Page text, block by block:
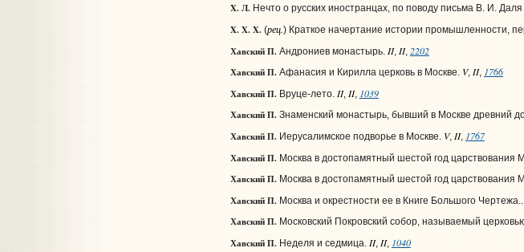
X. Л.Нечто о русских иностранцах, по поводу письма В. И.
X. X. X.(рец.) Краткое начертание истории промышленности,
Хавский П. Андрониев монастырь. II, II, 2202
Хавский П.Афанасия и Кирилла церковь в Москве. V, II, 1766
Хавский П. Вруце-лето. II, II, 1039
Хавский П.Знаменский монастырь, бывший в Москве древний
Хавский П.Иерусалимское подворье в Москве. V, II, 1767
Хавский П. Москва в достопамятный шестой год царствования
Хавский П.Москва в достопамятный шестой год царствования
Хавский П. Москва и окрестности ее в Книге Большого Чертежа...
Хавский П.Московский Покровский собор, называемый
Хавский П.Неделя и седмица. II, II, 1040